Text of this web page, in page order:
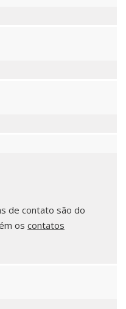
de contato são do
os contatos